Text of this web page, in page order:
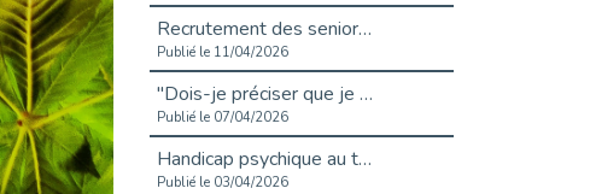
Recrutement des seniors : Un levier de transformation pour les ETI franciliennes
Publié le 11/04/2026
"Dois-je préciser que je suis handicapé sur mon CV?"
Publié le 07/04/2026
Handicap psychique au travail : et si nous changions de regard - vidéo
Publié le 03/04/2026